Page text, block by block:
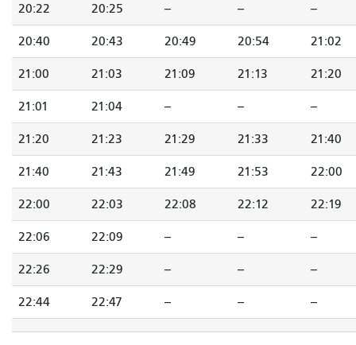
20:22 20:25 -- -- --
20:40 20:43 20:49 20:54 21:02
21:00 21:03 21:09 21:13 21:20
21:01 21:04 -- -- --
21:20 21:23 21:29 21:33 21:40
21:40 21:43 21:49 21:53 22:00
22:00 22:03 22:08 22:12 22:19
22:06 22:09 -- -- --
22:26 22:29 -- -- --
22:44 22:47 -- -- --